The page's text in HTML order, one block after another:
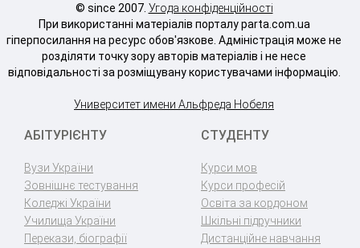
© since 2007. Угода конфіденційності
При використанні матеріалів порталу parta.com.ua
гіперпосилання на ресурс обов'язкове. Адміністрація може не
розділяти точку зору авторів матеріалів і не несе
відповідальності за розміщувану користувачами інформацію.
Университет имени Альфреда Нобеля
АБІТУРІЄНТУ
Вузи України
Зовнішнє тестування
Коледжі України
Училища України
Перекази, біографії
СТУДЕНТУ
Курси мов
Курси професій
Освіта за кордоном
Шкільні підручники
Дистанційне навчання